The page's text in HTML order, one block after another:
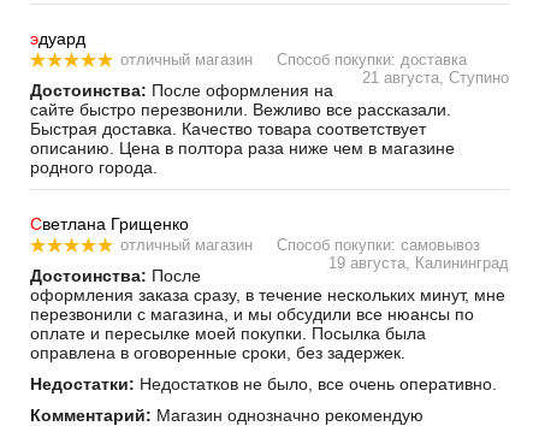
эдуард
отличный магазин
Способ покупки: доставка
21 августа, Ступино
Достоинства: После оформления на
сайте быстро перезвонили. Вежливо все рассказали.
Быстрая доставка. Качество товара соответствует
описанию. Цена в полтора раза ниже чем в магазине
родного города.
Светлана Грищенко
отличный магазин
Способ покупки: самовывоз
19 августа, Калининград
Достоинства: После
оформления заказа сразу, в течение нескольких минут, мне
перезвонили с магазина, и мы обсудили все нюансы по
оплате и пересылке моей покупки. Посылка была
оправлена в оговоренные сроки, без задержек.
Недостатки: Недостатков не было, все очень оперативно.
Комментарий: Магазин однозначно рекомендую